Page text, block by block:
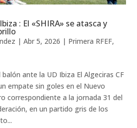
: El «SHIRA» se atasca y
|Abr 5, 2026 | Primera RFEF,
balón ante la UD Ibiza El Algeciras CF
empate sin goles en el Nuevo
correspondiente a la jornada 31 del
en un partido gris de los